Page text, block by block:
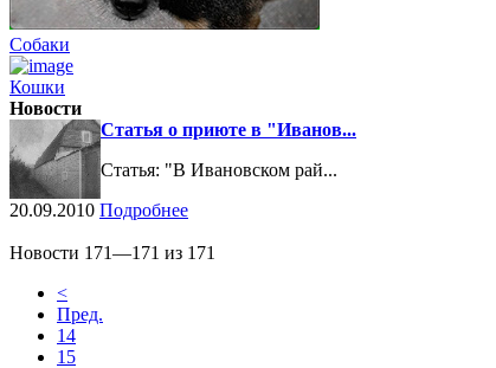
Собаки
Кошки
Новости
Статья о приюте в "Иванов...
Статья: "В Ивановском рай...
20.09.2010 Подробнее
Новости 171—171 из 171
<
Пред.
14
15